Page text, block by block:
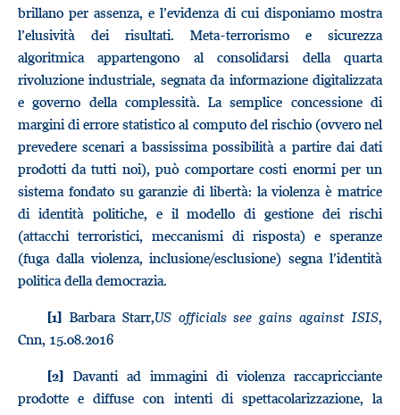
brillano per assenza, e l’evidenza di cui disponiamo mostra
l’elusività dei risultati. Meta-terrorismo e sicurezza
algoritmica appartengono al consolidarsi della quarta
rivoluzione industriale, segnata da informazione digitalizzata
e governo della complessità. La semplice concessione di
margini di errore statistico al computo del rischio (ovvero nel
prevedere scenari a bassissima possibilità a partire dai dati
prodotti da tutti noi), può comportare costi enormi per un
sistema fondato su garanzie di libertà: la violenza è matrice
di identità politiche, e il modello di gestione dei rischi
(attacchi terroristici, meccanismi di risposta) e speranze
(fuga dalla violenza, inclusione/esclusione) segna l’identità
politica della democrazia.
[1] Barbara Starr,US officials see gains against ISIS,
Cnn, 15.08.2016
[2] Davanti ad immagini di violenza raccapricciante
prodotte e diffuse con intenti di spettacolarizzazione, la